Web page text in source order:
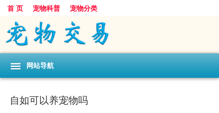
首 页 宠物科普 宠物分类
网站导航
自如可以养宠物吗